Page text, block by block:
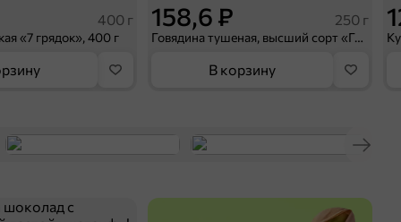
400 г
«7 грядок», 400 г
158,6 ₽ 250 г
Говядина тушеная, высший сорт «Главпродукт», 250 г
В корзину